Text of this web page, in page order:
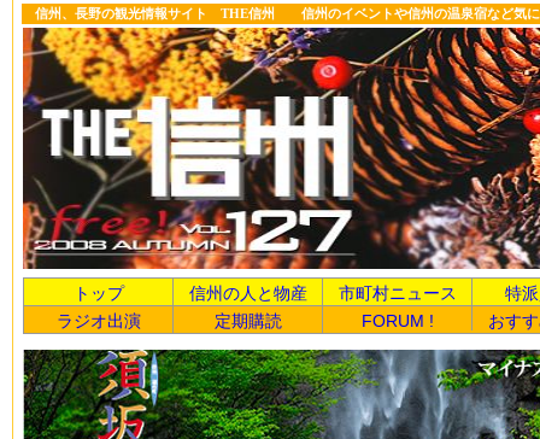
信州、長野の観光情報サイト THE信州 信州のイベントや信州の温泉宿など気に
トップ 信州の人と物産 市町村ニュース
特
ラジオ出演
定期購読 FORUM ! おす